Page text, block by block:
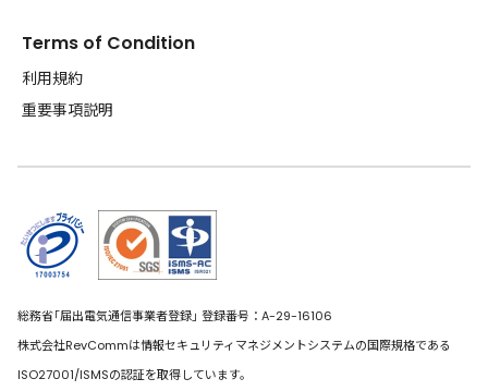
Terms of Condition
利用規約
重要事項説明
総務省｢届出電気通信事業者登録｣ 登録番号：A-29-16106
株式会社RevCommは情報セキュリティマネジメントシステムの国際規格である
ISO27001/ISMSの認証を取得しています。